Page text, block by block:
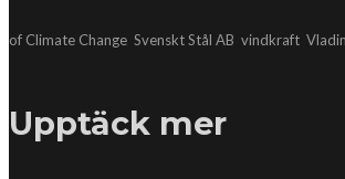
of Climate Change Svenskt Stål AB vindkraft
Upptäck mer